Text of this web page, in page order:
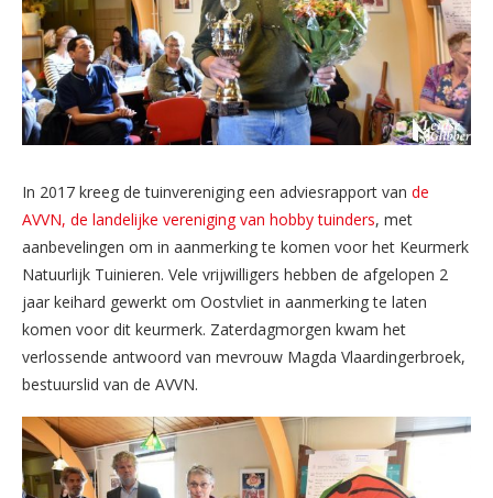
In 2017 kreeg de tuinvereniging een adviesrapport van de
AVVN, de landelijke vereniging van hobby tuinders, met
aanbevelingen om in aanmerking te komen voor het Keurmerk
Natuurlijk Tuinieren. Vele vrijwilligers hebben de afgelopen 2
jaar keihard gewerkt om Oostvliet in aanmerking te laten
komen voor dit keurmerk. Zaterdagmorgen kwam het
verlossende antwoord van mevrouw Magda Vlaardingerbroek,
bestuurslid van de AVVN.